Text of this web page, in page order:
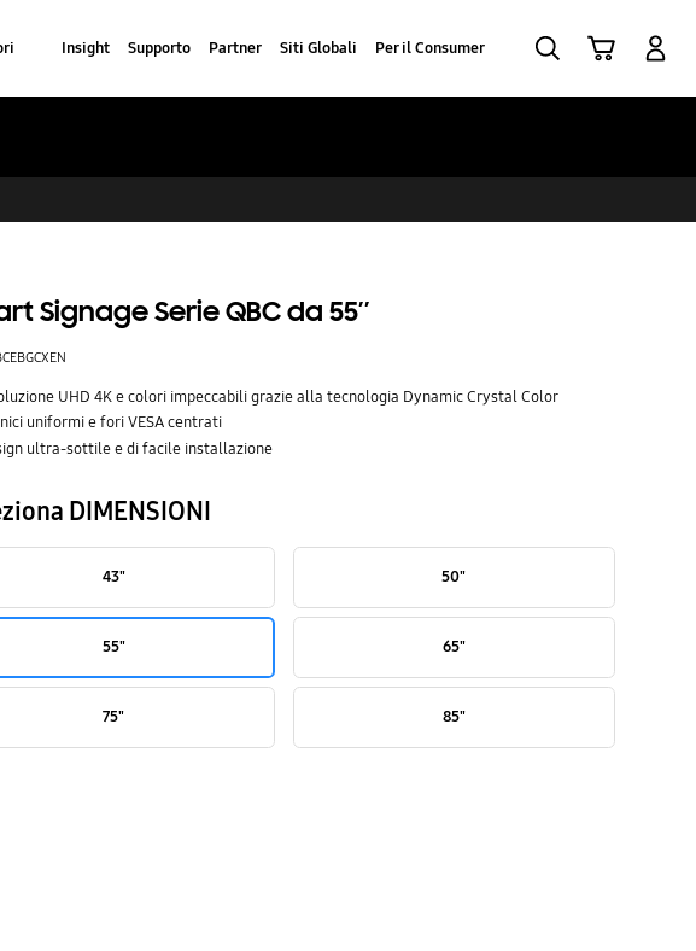
Insight Supporto Partner Siti Globali Per il Consumer
Signage Serie QBC da 55’’
UHD 4K e colori impeccabili grazie alla tecnologia Dynamic Crystal Color
uniformi e fori VESA centrati
ultra-sottile e di facile installazione
DIMENSIONI
43" 50"
55" 65"
75" 85"